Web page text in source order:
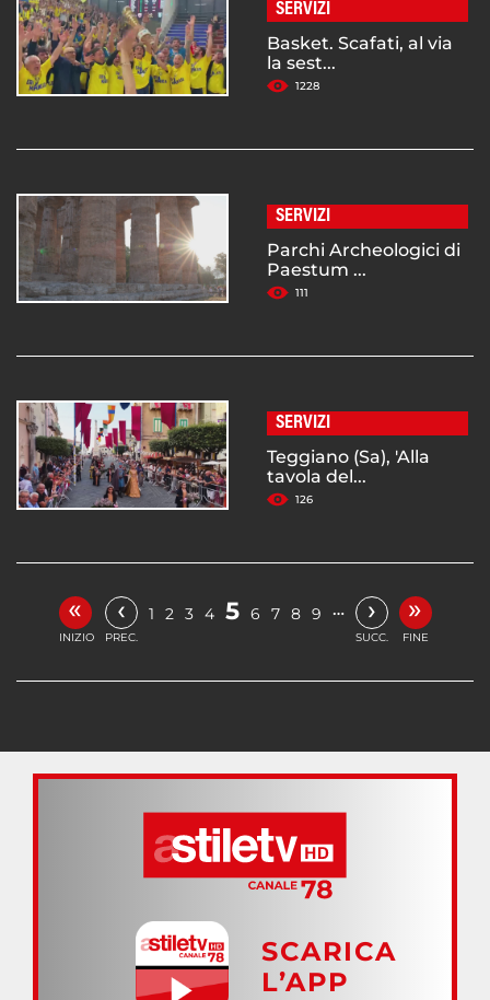
SERVIZI
Basket. Scafati, al via
la sest...
1228
SERVIZI
Parchi Archeologici di
Paestum ...
111
SERVIZI
Teggiano (Sa), 'Alla
tavola del...
126
«
INIZIO
‹
PREC.
1 2 3 4 5 6 7 8 9 … ›
SUCC.
»
FINE
SCARICA
L’APP